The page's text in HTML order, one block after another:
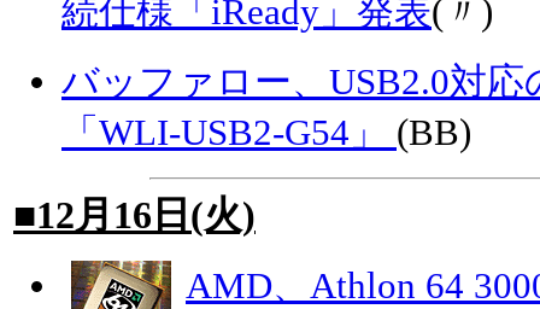
続仕様「iReady」発表(〃)
バッファロー、USB2.0対
「WLI-USB2-G54」 (BB)
■12月16日(火)
AMD、Athlon 64